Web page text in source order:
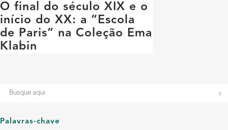
O final do século XIX e o
início do XX: a “Escola
de Paris” na Coleção Ema
Klabin
Palavras-chave